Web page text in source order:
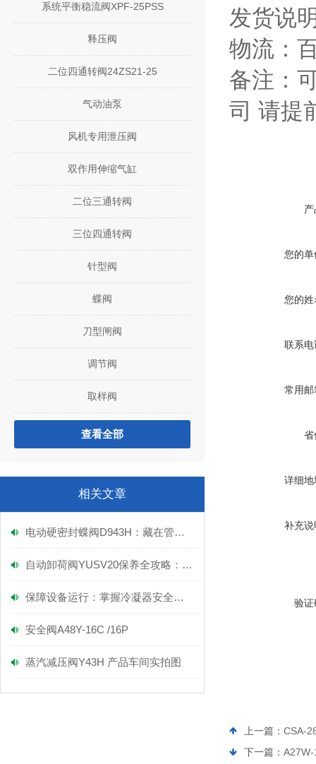
系统平衡稳流阀XPF-25PSS
释压阀
二位四通转阀24ZS21-25
气动油泵
风机专用泄压阀
双作用伸缩气缸
二位三通转阀
三位四通转阀
针型阀
蝶阀
刀型闸阀
调节阀
取样阀
查看全部
相关文章
电动硬密封蝶阀D943H：藏在管道里的“硬核开关”，核心功能远超你想象！
自动卸荷阀YUSV20保养全攻略：轻松几步，让设备持久“稳”发力！
保障设备运行：掌握冷凝器安全阀的正确安装技巧
安全阀A48Y-16C /16P
蒸汽减压阀Y43H 产品车间实拍图
发货说
物流：
备注：
司 请提
您的单
您的姓
联系电
常用邮
省
详细地
补充说
验证
上一篇： CSA-
下一篇：